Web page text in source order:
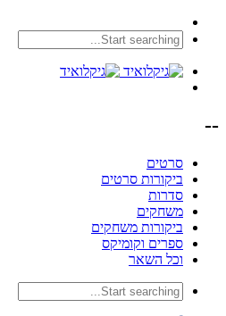
--
סרטים
ביקורות סרטים
סדרות
משחקים
ביקורות משחקים
ספרים וקומיקס
וכל השאר